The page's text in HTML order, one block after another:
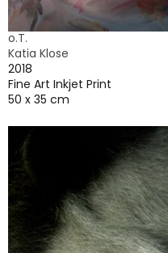
o.T.
Katia Klose
2018
Fine Art Inkjet Print
50 x 35 cm